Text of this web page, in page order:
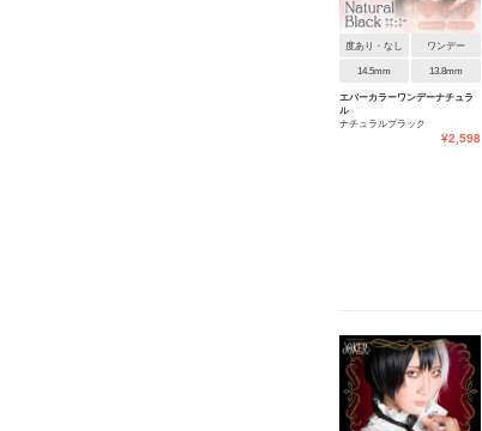
度あり・なし ワンデー
14.5mm 13.8mm
エバーカラーワンデーナチュラ
ル
ナチュラルブラック
¥2,598